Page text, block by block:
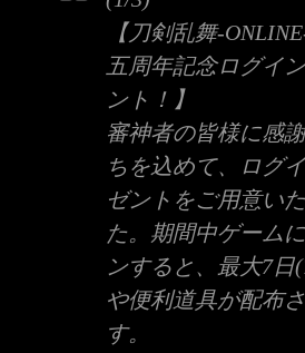
【刀剣乱舞-
五周年記念ログイ
ント！】
審神者の皆様に感
ちを込めて、ログ
ゼントをご用意い
た。期間中ゲーム
ンすると、最大7日
や便利道具が配布
す。